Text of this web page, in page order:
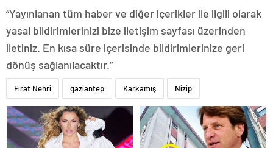
“Yayınlanan tüm haber ve diğer içerikler ile ilgili olarak
yasal bildirimlerinizi bize iletişim sayfası üzerinden
iletiniz. En kısa süre içerisinde bildirimlerinize geri
dönüş sağlanılacaktır.”
Fırat Nehri gaziantep Karkamış Nizip